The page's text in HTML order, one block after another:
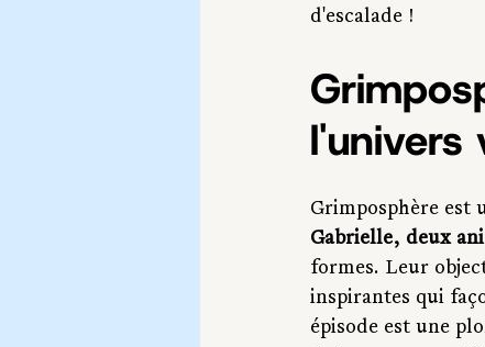
d'escalade !
l'univers
Grimposphère est
Gabrielle, deux
formes. Leur
inspirantes qui
épisode est une